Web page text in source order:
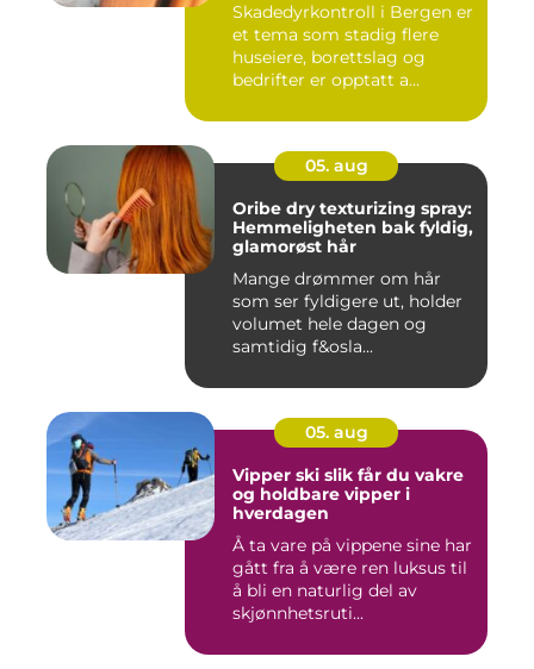
Skadedyrkontroll i Bergen er
et tema som stadig flere
huseiere, borettslag og
bedrifter er opptatt a...
05. aug
Oribe dry texturizing spray:
Hemmeligheten bak fyldig,
glamorøst hår
Mange drømmer om hår
som ser fyldigere ut, holder
volumet hele dagen og
samtidig f&osla...
05. aug
Vipper ski slik får du vakre
og holdbare vipper i
hverdagen
Å ta vare på vippene sine har
gått fra å være ren luksus til
å bli en naturlig del av
skjønnhetsruti...